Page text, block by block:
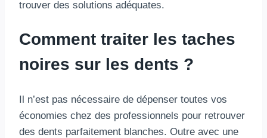
trouver des solutions adéquates.
Comment traiter les taches
noires sur les dents ?
Il n’est pas nécessaire de dépenser toutes vos
économies chez des professionnels pour retrouver
des dents parfaitement blanches. Outre avec une